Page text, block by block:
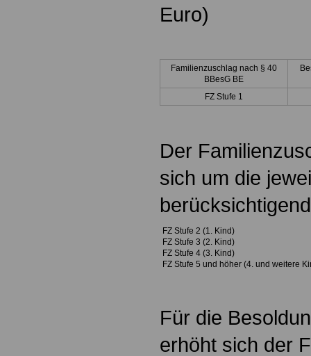
Euro)
Familienzuschlag nach § 40
BBesG BE
FZ Stufe 1
Der
sich um die
FZ Stufe 2 (1. Kind)
FZ Stufe 3 (2. Kind)
FZ Stufe 4 (3. Kind)
FZ Stufe 5 und höher (4. und weitere
Für die
erhöht sich der